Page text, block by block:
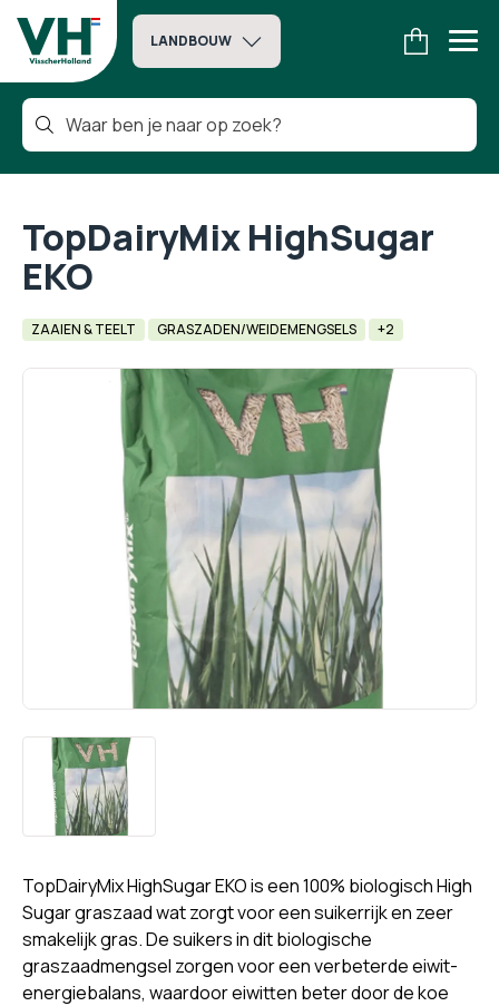
LANDBOUW
TopDairyMix HighSugar
EKO
ZAAIEN & TEELT GRASZADEN/WEIDEMENGSELS +2
TopDairyMix HighSugar EKO is een 100% biologisch High
Sugar graszaad wat zorgt voor een suikerrijk en zeer
smakelijk gras. De suikers in dit biologische
graszaadmengsel zorgen voor een verbeterde eiwit-
energiebalans, waardoor eiwitten beter door de koe